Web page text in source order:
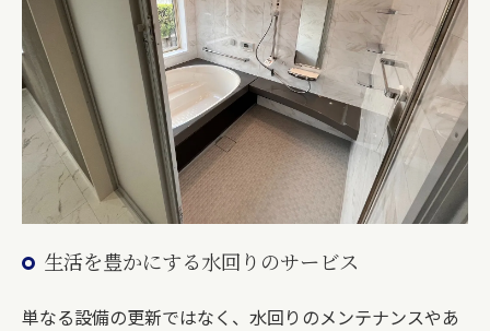
生活を豊かにする水回りのサービス
単なる設備の更新ではなく、水回りのメンテナンスやあ